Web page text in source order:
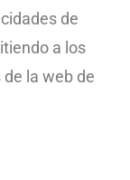
de
a los
la web de